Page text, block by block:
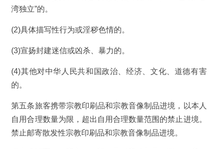
湾独立”的。
(2)具体描写性行为或淫秽色情的。
(3)宣扬封建迷信或凶杀、暴力的。
(4)其他对中华人民共和国政治、经济、文化、道德有害
的。
第五条旅客携带宗教印刷品和宗教音像制品进境，以本人
自用合理数量为限，超出自用合理数量范围的禁止进境。
禁止邮寄散发性宗教印刷品和宗教音像制品进境。